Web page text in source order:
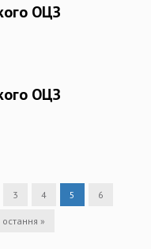
ОЦЗ
ОЦЗ
3 4 5 6
остання »